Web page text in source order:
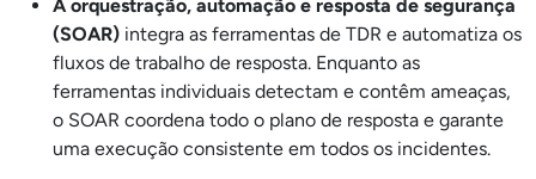
A orquestração, automação e resposta de segurança
(SOAR) integra as ferramentas de TDR e automatiza os
fluxos de trabalho de resposta. Enquanto as
ferramentas individuais detectam e contêm ameaças,
o SOAR coordena todo o plano de resposta e garante
uma execução consistente em todos os incidentes.